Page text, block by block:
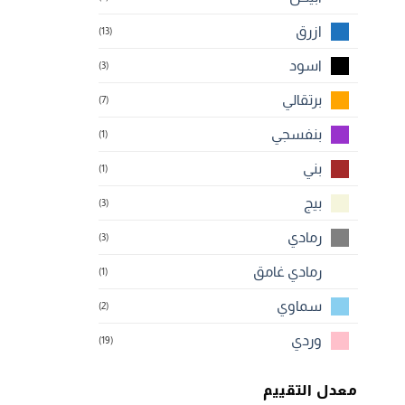
ازرق (13)
اسود (3)
برتقالي (7)
بنفسجي (1)
بني (1)
بيج (3)
رمادي (3)
رمادي غامق (1)
سماوي (2)
وردي (19)
معدل التقييم